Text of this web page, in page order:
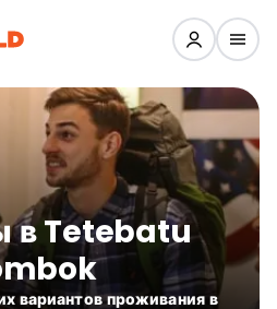
в Tetebatu
вариантов проживания в